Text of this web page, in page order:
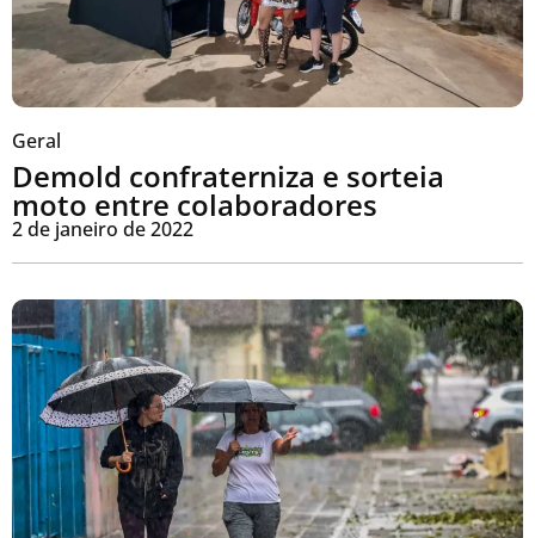
Geral
Demold confraterniza e sorteia
moto entre colaboradores
2 de janeiro de 2022